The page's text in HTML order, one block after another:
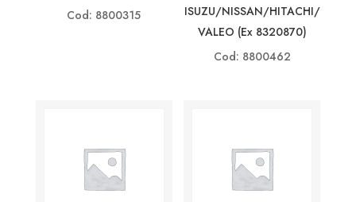
Cod: 8800315
ISUZU/NISSAN/HITACHI/
VALEO (ex 8320870)
Cod: 8800462